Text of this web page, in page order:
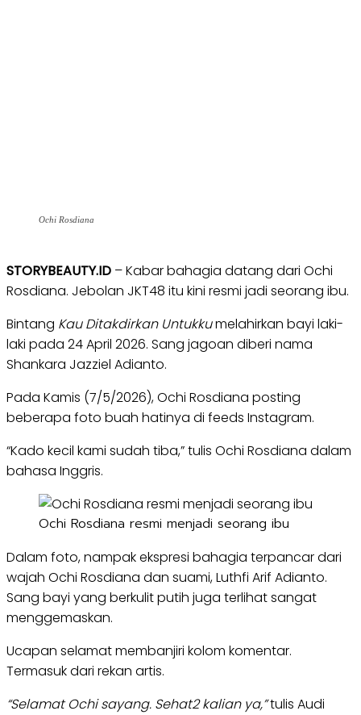
Ochi Rosdiana
STORYBEAUTY.ID – Kabar bahagia datang dari Ochi
Rosdiana. Jebolan JKT48 itu kini resmi jadi seorang ibu.
Bintang Kau Ditakdirkan Untukkumelahirkan bayi laki-
laki pada 24 April 2026. Sang jagoan diberi nama
Shankara Jazziel Adianto.
Pada Kamis (7/5/2026), Ochi Rosdiana posting
beberapa foto buah hatinya di feeds Instagram.
“Kado kecil kami sudah tiba,” tulis Ochi Rosdiana dalam
bahasa Inggris.
Ochi Rosdiana resmi menjadi seorang ibu
Dalam foto, nampak ekspresi bahagia terpancar dari
wajah Ochi Rosdiana dan suami, Luthfi Arif Adianto.
Sang bayi yang berkulit putih juga terlihat sangat
menggemaskan.
Ucapan selamat membanjiri kolom komentar.
Termasuk dari rekan artis.
“Selamat Ochi sayang. Sehat2 kalian ya,”tulis Audi